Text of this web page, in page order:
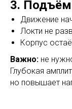
3. Подъём
Движение
Локти не
Корпус
Важно: не
Глубокая
но повышает